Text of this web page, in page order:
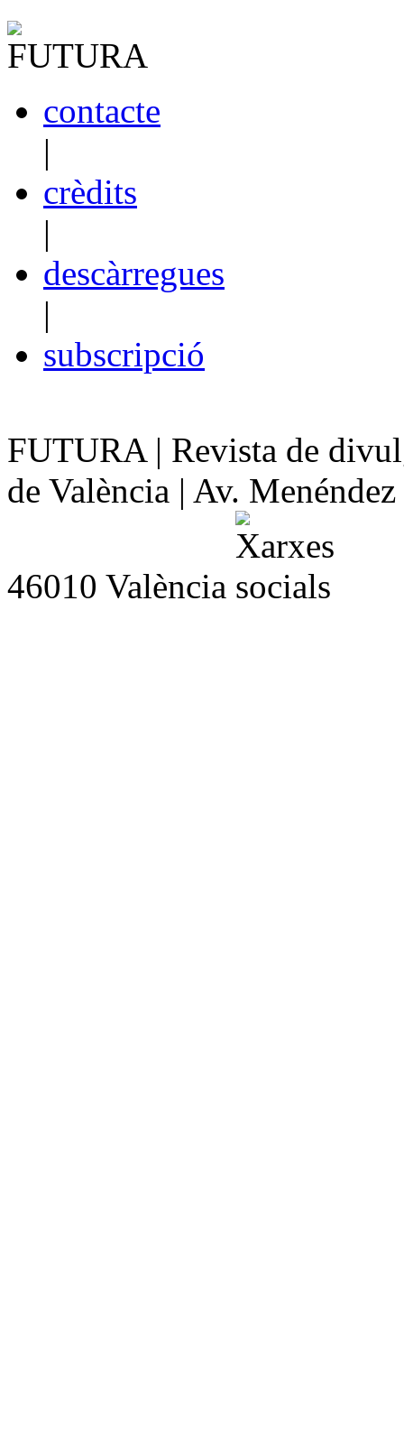
contacte
|
crèdits
|
descàrregues
|
subscripció
FUTURA | Revista de
de València | Av.
46010 València